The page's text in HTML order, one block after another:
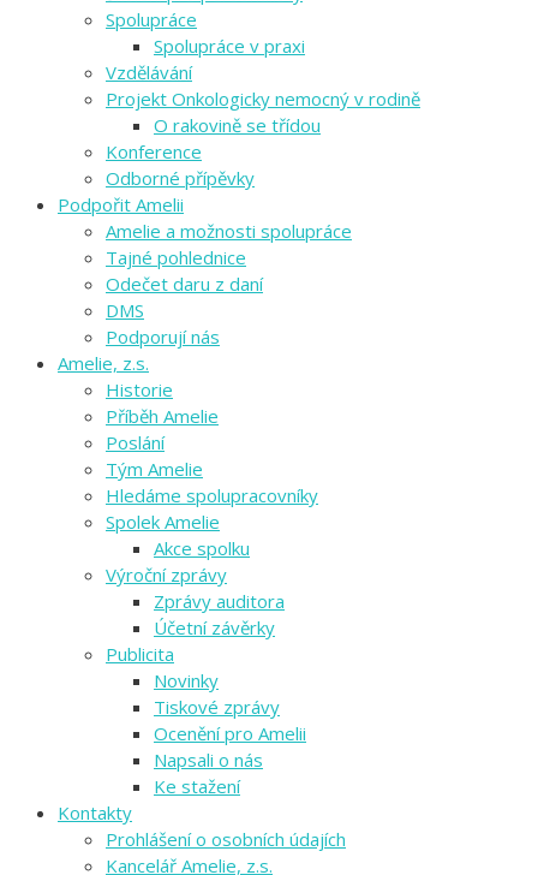
Spolupráce
Spolupráce v praxi
Vzdělávání
Projekt Onkologicky nemocný v rodině
O rakovině se třídou
Konference
Odborné přípěvky
Podpořit Amelii
Amelie a možnosti spolupráce
Tajné pohlednice
Odečet daru z daní
DMS
Podporují nás
Amelie, z.s.
Historie
Příběh Amelie
Poslání
Tým Amelie
Hledáme spolupracovníky
Spolek Amelie
Akce spolku
Výroční zprávy
Zprávy auditora
Účetní závěrky
Publicita
Novinky
Tiskové zprávy
Ocenění pro Amelii
Napsali o nás
Ke stažení
Kontakty
Prohlášení o osobních údajích
Kancelář Amelie, z.s.